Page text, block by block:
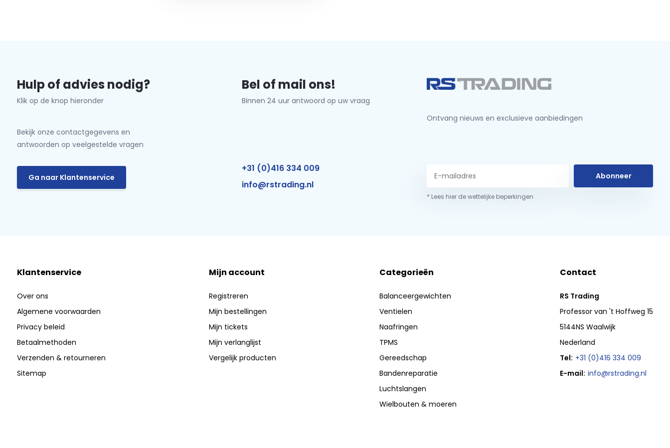
Hulp of advies nodig?
Klik op de knop hieronder
Bekijk onze contactgegevens en
antwoorden op veelgestelde vragen
Ga naar Klantenservice
Bel of mail ons!
Binnen 24 uur antwoord op uw vraag
+31 (0)416 334 009
info@rstrading.nl
Ontvang nieuws en exclusieve aanbiedingen
Abonneer
* Lees hier de wettelijke beperkingen
Klantenservice
Over ons
Algemene voorwaarden
Privacy beleid
Betaalmethoden
Verzenden & retourneren
Sitemap
Mijn account
Registreren
Mijn bestellingen
Mijn tickets
Mijn verlanglijst
Vergelijk producten
Categorieën
Balanceergewichten
Ventielen
Naafringen
TPMS
Gereedschap
Bandenreparatie
Luchtslangen
Wielbouten & moeren
Contact
RS Trading
Professor van 't Hoffweg 15
5144NS Waalwijk
Nederland
Tel: +31 (0)416 334 009
E-mail: info@rstrading.nl